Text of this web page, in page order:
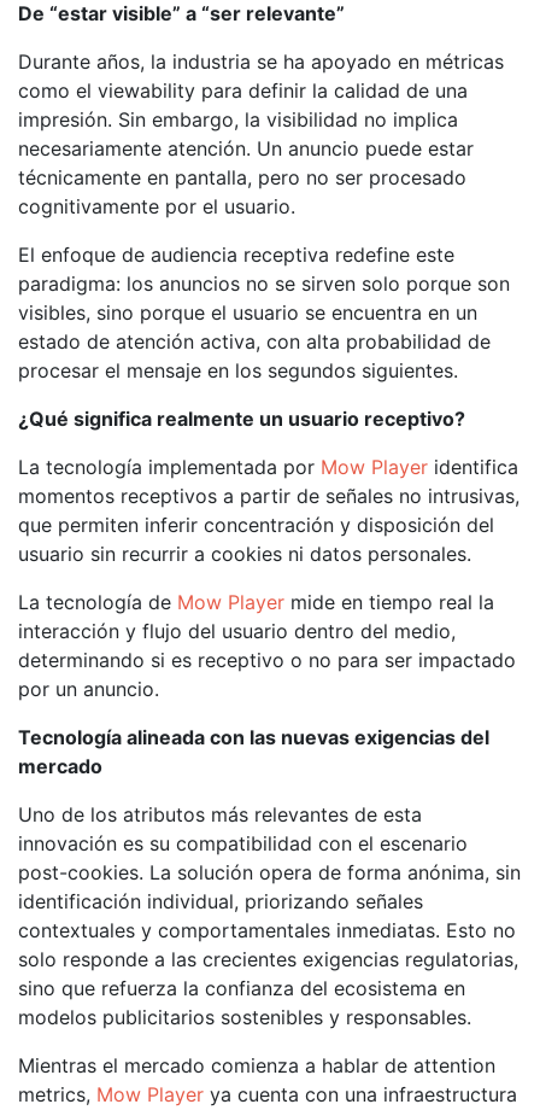
De “estar visible” a “ser relevante”
Durante años, la industria se ha apoyado en métricas
como el viewability para definir la calidad de una
impresión. Sin embargo, la visibilidad no implica
necesariamente atención. Un anuncio puede estar
técnicamente en pantalla, pero no ser procesado
cognitivamente por el usuario.
El enfoque de audiencia receptiva redefine este
paradigma: los anuncios no se sirven solo porque son
visibles, sino porque el usuario se encuentra en un
estado de atención activa, con alta probabilidad de
procesar el mensaje en los segundos siguientes.
¿Qué significa realmente un usuario receptivo?
La tecnología implementada por Mow Player identifica
momentos receptivos a partir de señales no intrusivas,
que permiten inferir concentración y disposición del
usuario sin recurrir a cookies ni datos personales.
La tecnología de Mow Player mide en tiempo real la
interacción y flujo del usuario dentro del medio,
determinando si es receptivo o no para ser impactado
por un anuncio.
Tecnología alineada con las nuevas exigencias del
mercado
Uno de los atributos más relevantes de esta
innovación es su compatibilidad con el escenario
post-cookies. La solución opera de forma anónima, sin
identificación individual, priorizando señales
contextuales y comportamentales inmediatas. Esto no
solo responde a las crecientes exigencias regulatorias,
sino que refuerza la confianza del ecosistema en
modelos publicitarios sostenibles y responsables.
Mientras el mercado comienza a hablar de attention
metrics, Mow Player ya cuenta con una infraestructura